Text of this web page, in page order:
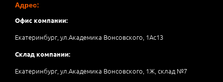
Адрес:
Офис компании:
Екатеринбург, ул.Академика Вонсовского, 1Аc13
Склад компании:
Екатеринбург, ул.Академика Вонсовского, 1Ж, склад №7